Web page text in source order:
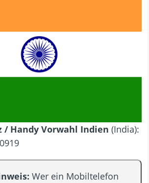
Handy Vorwahl Indien (India):
Wer ein Mobiltelefon